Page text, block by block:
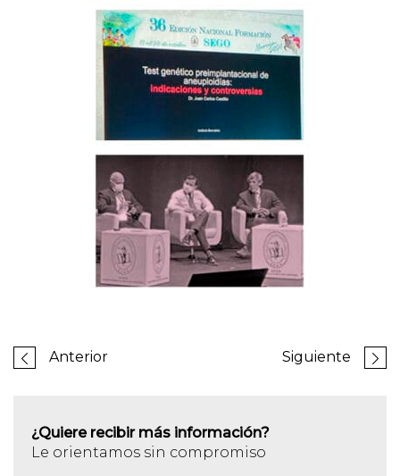
Anterior Siguiente
¿Quiere recibir más información?
Le orientamos sin compromiso